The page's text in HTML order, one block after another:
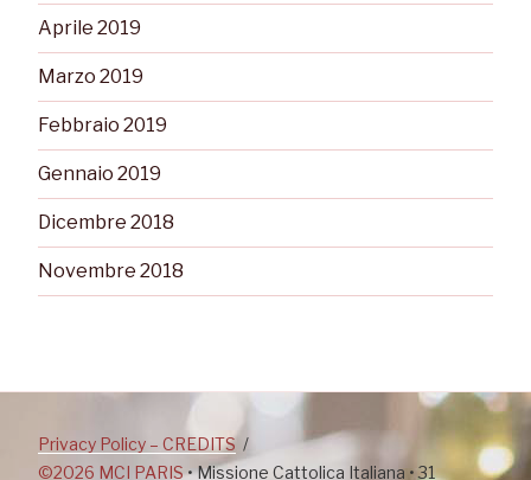
Aprile 2019
Marzo 2019
Febbraio 2019
Gennaio 2019
Dicembre 2018
Novembre 2018
Privacy Policy – CREDITS
©2026 MCI PARIS• Missione Cattolica Italiana • 31